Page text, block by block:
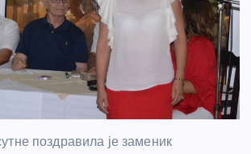
поздравила је заменик